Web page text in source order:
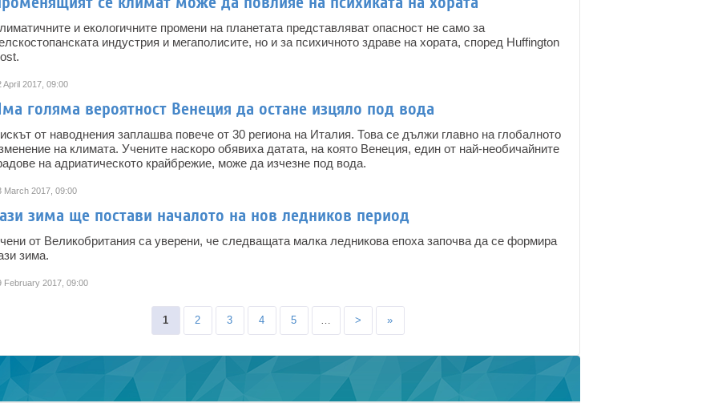
и екологичните промени на планетата представляват опасност не само за
индустрия и мегаполисите, но и за психичното здраве на хората, според Huffington
April 2017, 09:00
голяма вероятност Венеция да остане изцяло под вода
от наводнения заплашва повече от 30 региона на Италия. Това се дължи главно на глобалното
на климата. Учените наскоро обявиха датата, на която Венеция, един от най-необичайните
на адриатическото крайбрежие, може да изчезне под вода.
March 2017, 09:00
зима ще постави началото на нов ледников период
от Великобритания са уверени, че следващата малка ледникова епоха започва да се формира
зима.
February 2017, 09:00
1 2 3 4 5 … > »